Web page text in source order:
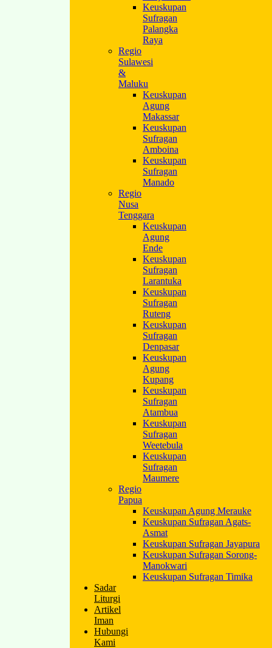
Keuskupan
Sufragan
Palangka
Raya
Regio
Sulawesi
&
Maluku
Keuskupan
Agung
Makassar
Keuskupan
Sufragan
Amboina
Keuskupan
Sufragan
Manado
Regio
Nusa
Tenggara
Keuskupan
Agung
Ende
Keuskupan
Sufragan
Larantuka
Keuskupan
Sufragan
Ruteng
Keuskupan
Sufragan
Denpasar
Keuskupan
Agung
Kupang
Keuskupan
Sufragan
Atambua
Keuskupan
Sufragan
Weetebula
Keuskupan
Sufragan
Maumere
Regio
Papua
Keuskupan Agung Merauke
Keuskupan Sufragan Agats-
Asmat
Keuskupan Sufragan Jayapura
Keuskupan Sufragan Sorong-
Manokwari
Keuskupan Sufragan Timika
Sadar
Liturgi
Artikel
Iman
Hubungi
Kami